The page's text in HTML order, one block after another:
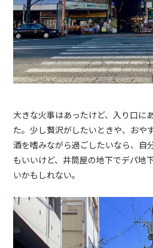
大きな火事はあったけど、入り口に
た。少し贅沢がしたいときや、おや
酒を嗜みながら過ごしたいなら、自
もいいけど、井筒屋の地下でデパ地
いかもしれない。